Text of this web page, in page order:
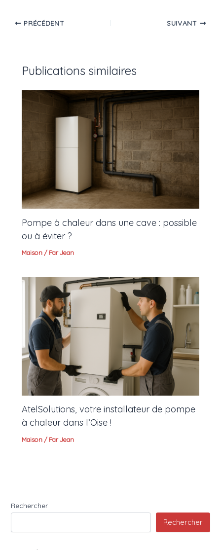
PRÉCÉDENT SUIVANT
Publications similaires
Pompe à chaleur dans une cave : possible
ou à éviter ?
Maison / ParJean
AtelSolutions, votre installateur de pompe
à chaleur dans l’Oise !
Maison / ParJean
Rechercher
Rechercher